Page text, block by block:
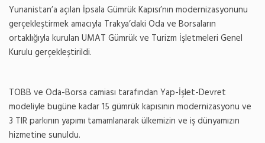
Yunanistan’a açılan İpsala Gümrük Kapısı’nın modernizasyonunu
gerçekleştirmek amacıyla Trakya’daki Oda ve Borsaların
ortaklığıyla kurulan UMAT Gümrük ve Turizm İşletmeleri Genel
Kurulu gerçekleştirildi.
TOBB ve Oda-Borsa camiası tarafından Yap-İşlet-Devret
modeliyle bugüne kadar 15 gümrük kapısının modernizasyonu ve
3 TIR parkının yapımı tamamlanarak ülkemizin ve iş dünyamızın
hizmetine sunuldu.